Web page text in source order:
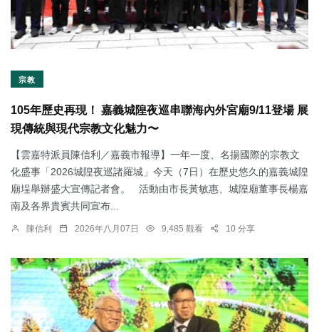
宗教
105年歷史再現！ 嘉義城隍夜巡串聯海內外宮廟9/11登場 展
現傳統與現代宗教文化魅力〜
【雲嘉特派員陳信利／嘉義市報導】一年一度、名揚國際的宗教文
化盛事「2026城隍夜巡諸羅城」今天（7日）在歷史悠久的嘉義城隍
廟埕舉辦盛大宣傳記者會。 活動由市長黃敏惠、城隍廟董事長楊嘉
南及各界貴賓共同宣布...
陳信利 2026年八月07日 9,485 觀看 10 分享